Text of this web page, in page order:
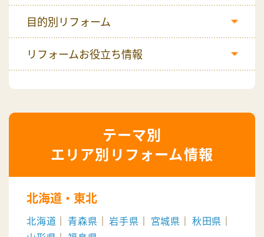
目的別リフォーム
リフォームお役立ち情報
エリア別リフォーム情報
北海道・東北
北海道 青森県 岩手県 宮城県
秋田県